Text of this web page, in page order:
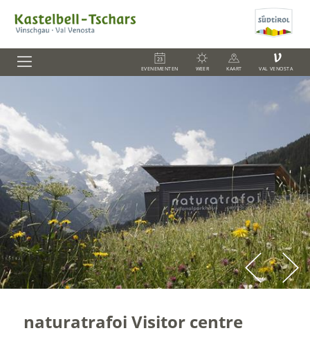
EVENEMENTEN WEER KAART
V
VAL VENOSTA
naturatrafoi Visitor centre